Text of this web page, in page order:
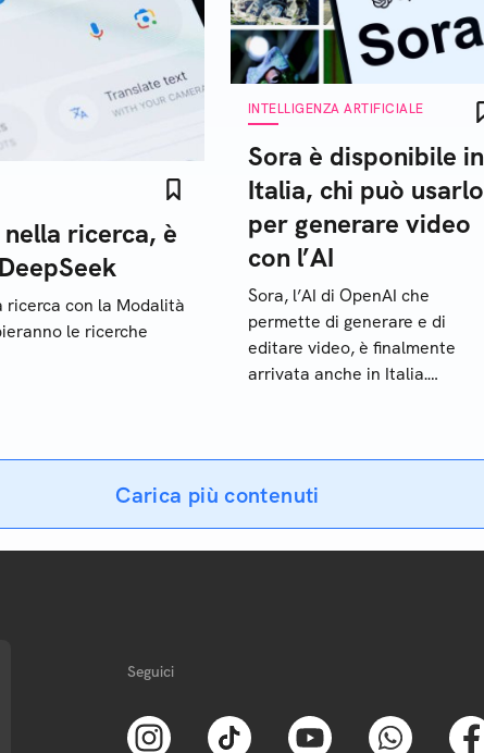
ricerca, è
ricerca con la Modalità
le ricerche
INTELLIGENZA ARTIFICIALE
Sora è disponibile in
Italia, chi può usarlo
per generare video
con l’AI
Sora, l’AI di OpenAI che
permette di generare e di
editare video, è finalmente
arrivata anche in Italia.
Carica più contenuti
Seguici